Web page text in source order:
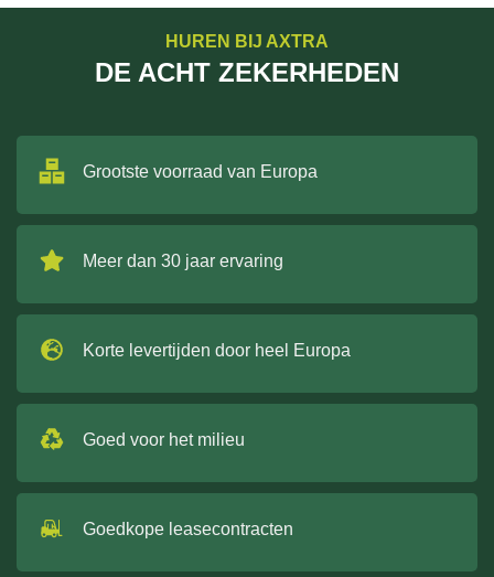
HUREN BIJ AXTRA
DE ACHT ZEKERHEDEN
Grootste voorraad van Europa
Meer dan 30 jaar ervaring
Korte levertijden door heel Europa
Goed voor het milieu
Goedkope leasecontracten